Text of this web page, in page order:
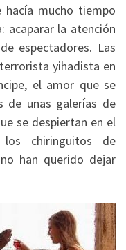
mucho tiempo
acaparar la atención
espectadores. Las
yihadista en
el amor que se
de unas galerías de
se despiertan en el
chiringuitos de
han querido dejar